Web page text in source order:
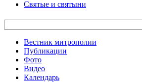
Святые и святыни
Вестник митрополии
Публикации
Фото
Видео
Календарь